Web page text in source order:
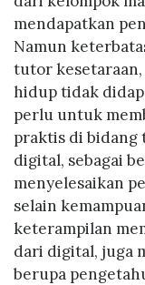
mendapatkan
Namun
tutor
hidup tidak
perlu untuk
praktis di bidang
digital, sebagai
menyelesaikan
selain
keterampilan
dari digital, juga
berupa